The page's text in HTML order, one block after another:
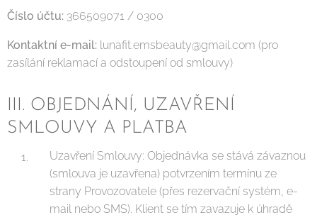
Číslo účtu: 366509071 / 0300
Kontaktní e-mail: lunafit.emsbeauty@gmail.com (pro
zasílání reklamací a odstoupení od smlouvy)
III. OBJEDNÁNÍ, UZAVŘENÍ
SMLOUVY A PLATBA
Uzavření Smlouvy: Objednávka se stává závaznou
(smlouva je uzavřena) potvrzením termínu ze
strany Provozovatele (přes rezervační systém, e-
mail nebo SMS). Klient se tím zavazuje k úhradě